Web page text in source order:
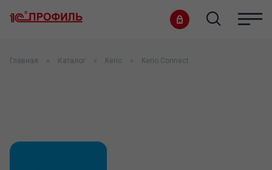
Главная Каталог Kerio Kerio Connect